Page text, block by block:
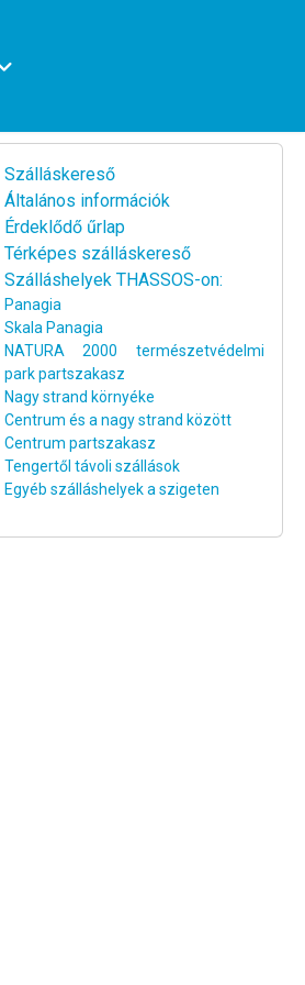
Szálláskereső
Általános információk
Érdeklődő űrlap
Térképes szálláskereső
Szálláshelyek THASSOS-on:
Panagia
Skala Panagia
NATURA 2000 természetvédelmi
park partszakasz
Nagy strand környéke
Centrum és a nagy strand között
Centrum partszakasz
Tengertől távoli szállások
Egyéb szálláshelyek a szigeten